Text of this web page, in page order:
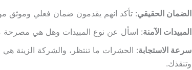
الضمان الحقيقي: تأكد انهم يقدمون ضمان فعلي وموثق
المبيدات الآمنة: اسأل عن نوع المبيدات وهل هي مصرحة
سرعة الاستجابة: الحشرات ما تنتظر، والشركة الزينة
وتنقذك.